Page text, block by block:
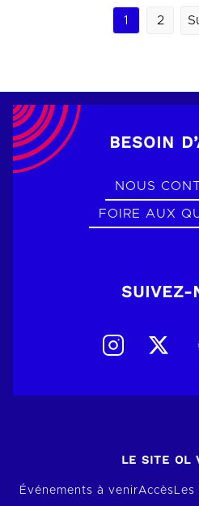
1 2
BESOIN
NOUS
FOIRE AUX
SUIVEZ-
LE SITE OL
Événements à venirAccèsLes